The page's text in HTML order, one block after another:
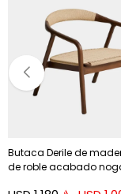
Butaca Derile de
de roble acabado